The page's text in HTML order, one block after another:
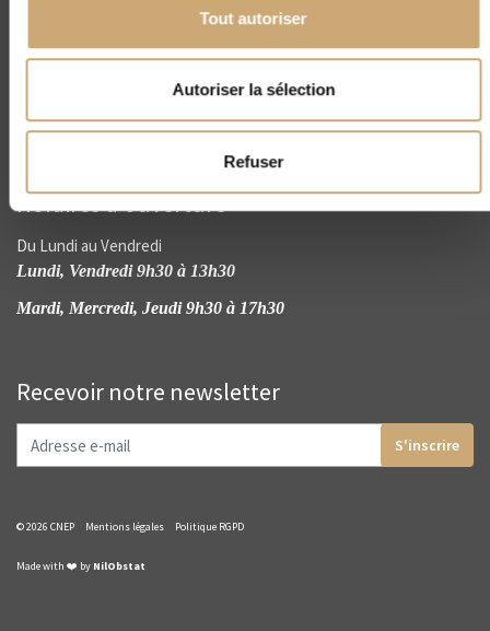
Tout autoriser
Autoriser la sélection
Refuser
contact@cnep-philatelie.fr
Horaires d'ouverture
Du Lundi au Vendredi
Lundi, Vendredi 9h30 à 13h30
Mardi, Mercredi, Jeudi 9h30 à 17h30
Recevoir notre newsletter
S'inscrire
© 2026 CNEP Mentions légales Politique RGPD
Made with ❤️ by NilObstat